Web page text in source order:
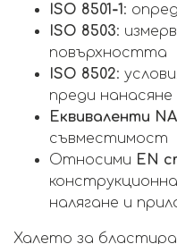
ISO 8501‑1:
ISO 8503:
повърхността
ISO 8502:
преди
Еквиваленти
съвместимост
Относими EN
налягане и
Халето за